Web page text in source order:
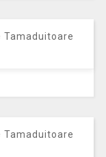
Tamaduitoare
Tamaduitoare